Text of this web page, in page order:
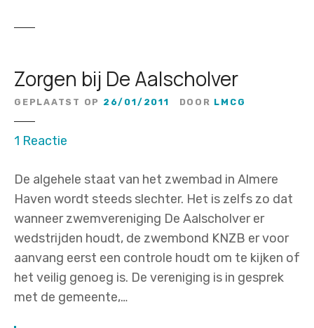
Zorgen bij De Aalscholver
GEPLAATST OP 26/01/2011 DOOR LMCG
1 Reactie
Z
o
r
g
e
n
b
De algehele staat van het zwembad in Almere
Haven wordt steeds slechter. Het is zelfs zo dat
wanneer zwemvereniging De Aalscholver er
wedstrijden houdt, de zwembond KNZB er voor
aanvang eerst een controle houdt om te kijken of
het veilig genoeg is. De vereniging is in gesprek
met de gemeente,…